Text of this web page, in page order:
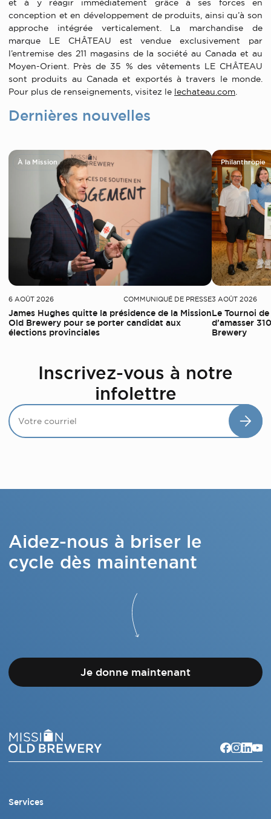
et à y réagir immédiatement grâce à ses forces en
conception et en développement de produits, ainsi qu’à son
approche intégrée verticalement. La marchandise de
marque LE CHÂTEAU est vendue exclusivement par
l’entremise des 211 magasins de la société au Canada et au
Moyen-Orient. Près de 35 % des vêtements LE CHÂTEAU
sont produits au Canada et exportés à travers le monde.
Pour plus de renseignements, visitez le lechateau.com.
Dernières nouvelles
À la Mission
6 AOÛT 2026 COMMUNIQUÉ DE PRESSE
James Hughes quitte la présidence de la Mission
Old Brewery pour se porter candidat aux
élections provinciales
Philanthropie
3 AOÛT 2026
Le Tournoi
d’amasser
Brewery
Inscrivez-vous à notre
infolettre
Aidez-nous à briser le
cycle dès maintenant
Je donne maintenant
Services